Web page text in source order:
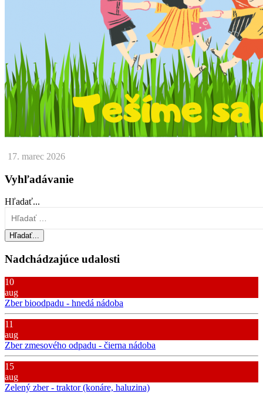
17. marec 2026
Vyhľadávanie
Hľadať...
Hľadať...
Nadchádzajúce udalosti
10
aug
Zber bioodpadu - hnedá nádoba
11
aug
Zber zmesového odpadu - čierna nádoba
15
aug
Zelený zber - traktor (konáre, haluzina)